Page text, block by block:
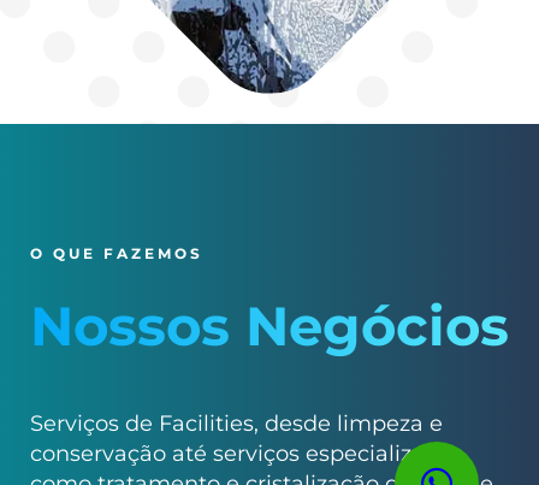
O QUE FAZEMOS
Nossos Negócios
Serviços de Facilities, desde limpeza e
conservação até serviços especializados